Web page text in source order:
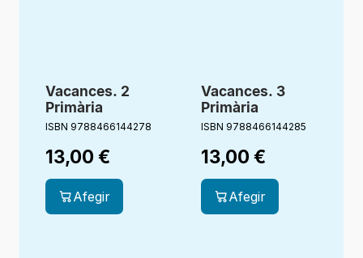
Vacances. 2
Primària
ISBN 9788466144278
13,00 €
Afegir
Vacances. 3
Primària
ISBN 9788466144285
13,00 €
Afegir